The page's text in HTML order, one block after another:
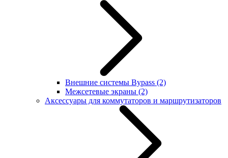
Внешние системы Bypass (2)
Межсетевые экраны (2)
Аксессуары для коммутаторов и маршрутизаторов